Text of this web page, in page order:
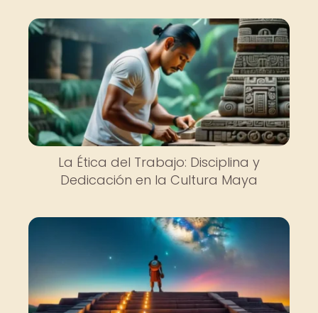
La Ética del Trabajo: Disciplina y
Dedicación en la Cultura Maya